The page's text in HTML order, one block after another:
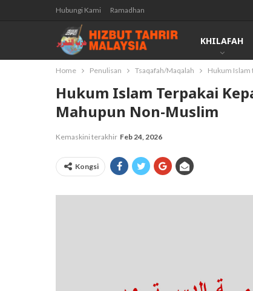
Hubungi Kami Ramadhan
KHILAFAH
Home Penulisan Tsaqafah/Maqalah Hukum Islam
Hukum Islam Terpakai
Mahupun Non-Muslim
Kemaskini terakhir Feb 24, 2026
Kongsi